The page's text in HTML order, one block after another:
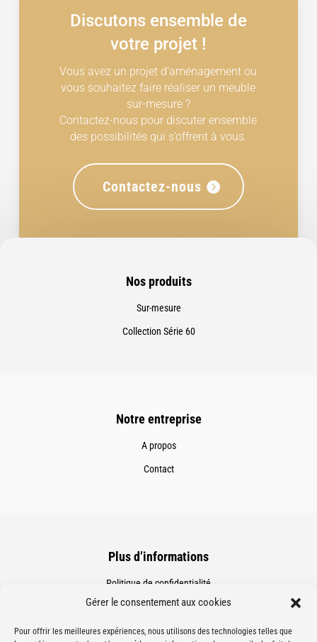
Gérer le consentement aux cookies
Pour offrir les meilleures expériences, nous utilisons des technologies telles que
Discutons ensemble de
votre projet !
Vous avez un projet d’aménagement ou
vous souhaitez faire réaliser un meuble
sur-mesure ?
Contactez-nous pour discuter ensemble
des possibilités qui s’offrent à vous.
Contactez-nous
Nos produits
Sur-mesure
Collection Série 60
Notre entreprise
A propos
Contact
Plus d’informations
Politique de confidentialité
Mentions légales